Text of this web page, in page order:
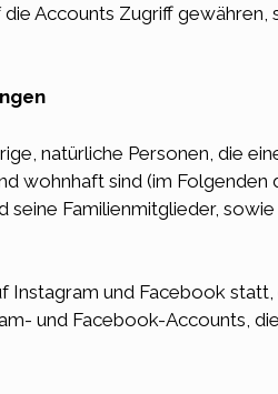
Accounts Zugriff gewähren,
natürliche Personen, die
wohnhaft sind (im
Familienmitglieder,
Instagram und Facebook
und Facebook-Accounts,